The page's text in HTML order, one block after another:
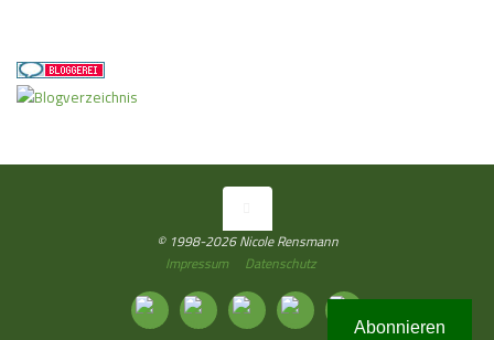
© 1998-2026 Nicole Rensmann
Impressum
Datenschutz
Abonnieren